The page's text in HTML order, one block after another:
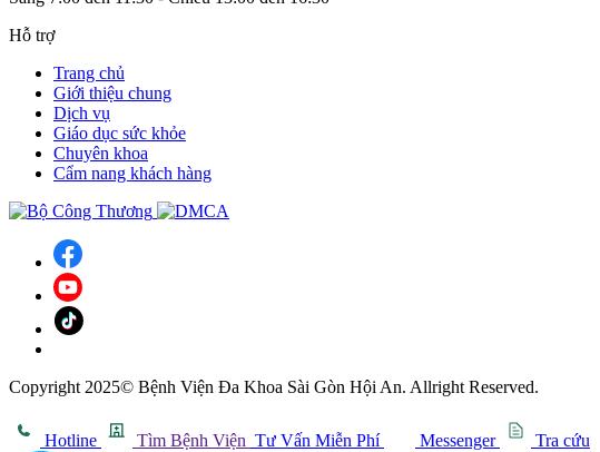
Hỗ trợ
Trang chủ
Giới thiệu chung
Dịch vụ
Giáo dục sức khỏe
Chuyên khoa
Cẩm nang khách hàng
Copyright 2025© Bệnh Viện Đa Khoa Sài Gòn Hội An. Allright Reserved.
Hotline Tìm Bệnh Viện Tư Vấn Miễn Phí Messenger Tra cứu